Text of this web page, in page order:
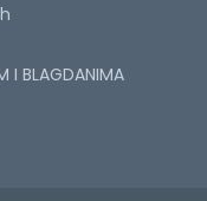
I BLAGDANIMA